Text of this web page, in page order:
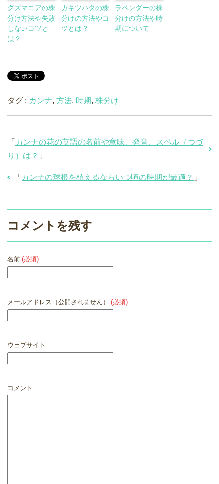
グズマニアの株
分け方法や失敗
しないコツと
は？
カキツバタの株
分けの方法やコ
ツとは？
ラベンダーの株
分けの方法や時
期について
タグ : カンナ, 方法, 時期, 株分け
「 カンナの花の英語の名前や意味、発音、スペル（つづ
り）は？ 」
「 カンナの球根を植えるならいつ頃の時期が最適？ 」
コメントを残す
名前 (必須)
メールアドレス（公開されません） (必須)
ウェブサイト
コメント